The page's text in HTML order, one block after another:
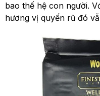
bao thế hệ con người.
hương vị quyến rũ đó